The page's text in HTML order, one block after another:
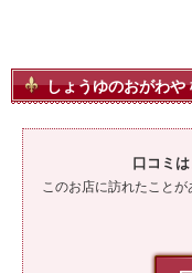
しょうゆのおがわ
口コミ
このお店に訪れたこと